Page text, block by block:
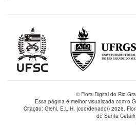
© Flora Digital do Rio
Essa página é melhor visualizada com o
Citação: Giehl, E.L.H. (coordenador) 2026.
de Santa